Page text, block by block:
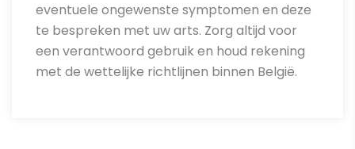
eventuele ongewenste symptomen en deze
te bespreken met uw arts. Zorg altijd voor
een verantwoord gebruik en houd rekening
met de wettelijke richtlijnen binnen België.